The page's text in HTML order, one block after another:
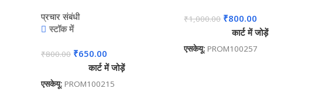
प्रचार संबंधी
स्टॉक में
₹800.00 ₹650.00
कार्ट में जोड़ें
एसकेयू: PROM100215
₹1,000.00 ₹800.00
कार्ट में जोड़ें
एसकेयू: PROM100257